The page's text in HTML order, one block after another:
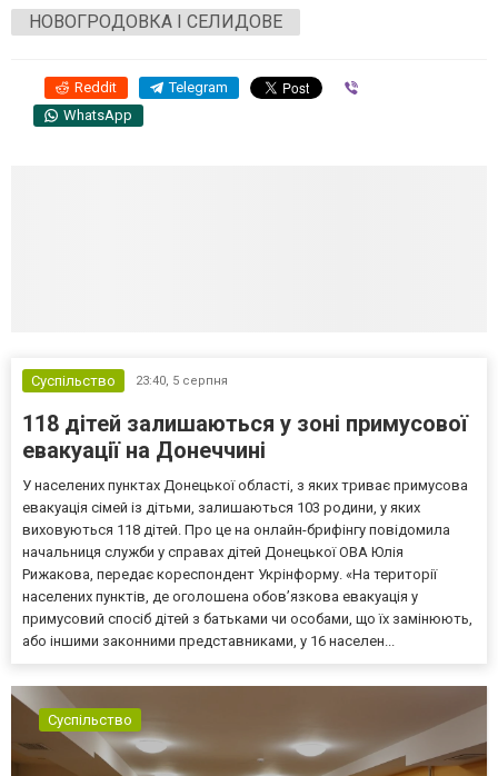
НОВОГРОДОВКА І СЕЛИДОВЕ
Reddit Telegram
WhatsApp
Суспільство 23:40, 5 серпня
118 дітей залишаються у зоні примусової
евакуації на Донеччині
У населених пунктах Донецької області, з яких триває примусова
евакуація сімей із дітьми, залишаються 103 родини, у яких
виховуються 118 дітей. Про це на онлайн-брифінгу повідомила
начальниця служби у справах дітей Донецької ОВА Юлія
Рижакова, передає кореспондент Укрінформу. «На території
населених пунктів, де оголошена обов’язкова евакуація у
примусовий спосіб дітей з батьками чи особами, що їх замінюють,
або іншими законними представниками, у 16 населен...
Суспільство